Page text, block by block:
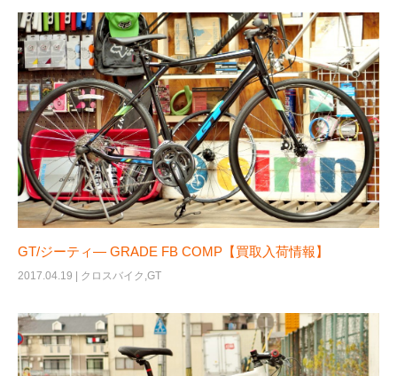
GT/ジーティ― GRADE FB COMP【買取入荷情報】
2017.04.19 | クロスバイク ,GT